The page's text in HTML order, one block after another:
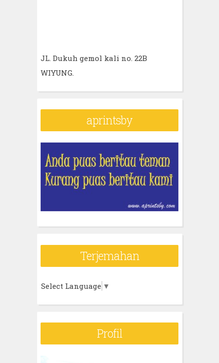
JL. Dukuh gemol kali no. 22B
WIYUNG.
aprintsby
Terjemahan
Select Language ▼
Profil